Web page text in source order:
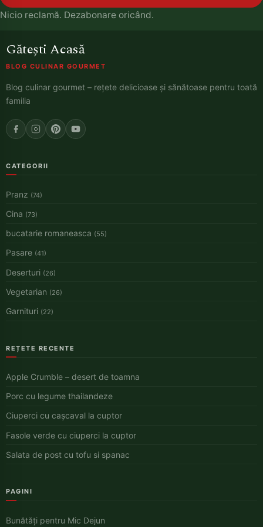
Nicio reclamă. Dezabonare oricând.
Gătești Acasă
BLOG CULINAR GOURMET
Blog culinar gourmet – rețete delicioase și sănătoase pentru toată
familia
CATEGORII
Pranz (74)
Cina (73)
bucatarie romaneasca (55)
Pasare (41)
Deserturi (26)
Vegetarian (26)
Garnituri (22)
REȚETE RECENTE
Apple Crumble – desert de toamna
Porc cu legume thailandeze
Ciuperci cu cașcaval la cuptor
Fasole verde cu ciuperci la cuptor
Salata de post cu tofu si spanac
PAGINI
Bunătăți pentru Mic Dejun